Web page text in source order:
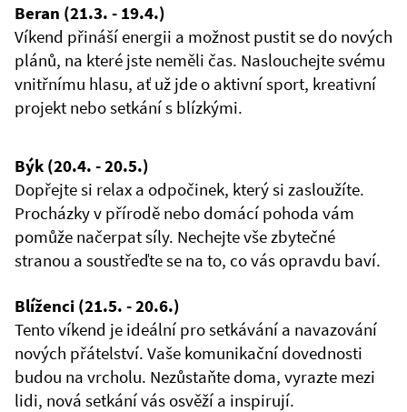
Beran (21.3. - 19.4.)
Víkend přináší energii a možnost pustit se do nových
plánů, na které jste neměli čas. Naslouchejte svému
vnitřnímu hlasu, ať už jde o aktivní sport, kreativní
projekt nebo setkání s blízkými.
Býk (20.4. - 20.5.)
Dopřejte si relax a odpočinek, který si zasloužíte.
Procházky v přírodě nebo domácí pohoda vám
pomůže načerpat síly. Nechejte vše zbytečné
stranou a soustřeďte se na to, co vás opravdu baví.
Blíženci (21.5. - 20.6.)
Tento víkend je ideální pro setkávání a navazování
nových přátelství. Vaše komunikační dovednosti
budou na vrcholu. Nezůstaňte doma, vyrazte mezi
lidi, nová setkání vás osvěží a inspirují.